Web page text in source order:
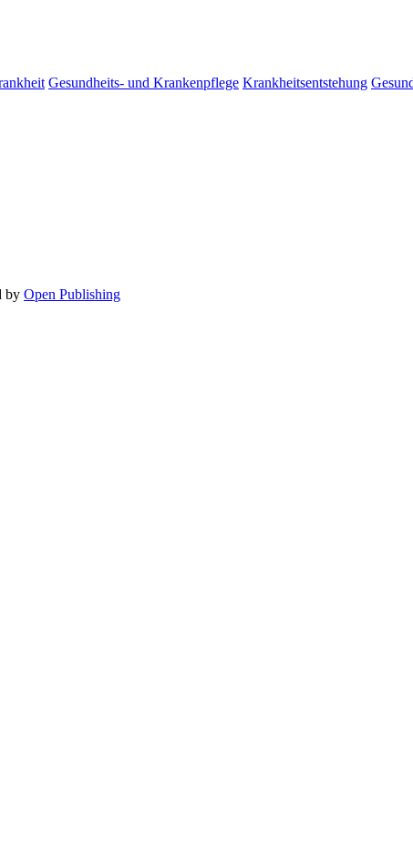
Gesundheits- und Krankenpflege Krankheitsentstehung
by Open Publishing